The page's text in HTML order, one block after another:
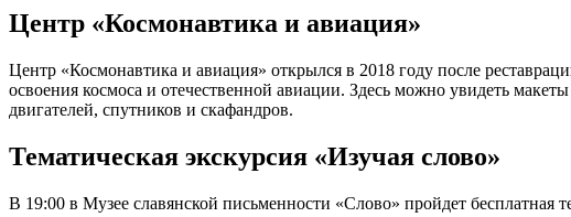
Центр «Космонавтика и авиация»
Центр «Космонавтика и авиация» открылся в 2018 году после
освоения космоса и отечественной авиации. Здесь можно увидеть
двигателей, спутников и скафандров.
Тематическая экскурсия «Изучая слово»
В 19:00 в Музее славянской письменности «Слово» пройдет бесплатная